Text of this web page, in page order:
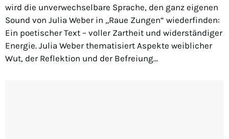
wird die unverwechselbare Sprache, den ganz eigenen
Sound von Julia Weber in „Raue Zungen“ wiederfinden:
Ein poetischer Text – voller Zartheit und widerständiger
Energie. Julia Weber thematisiert Aspekte weiblicher
Wut, der Reflektion und der Befreiung…